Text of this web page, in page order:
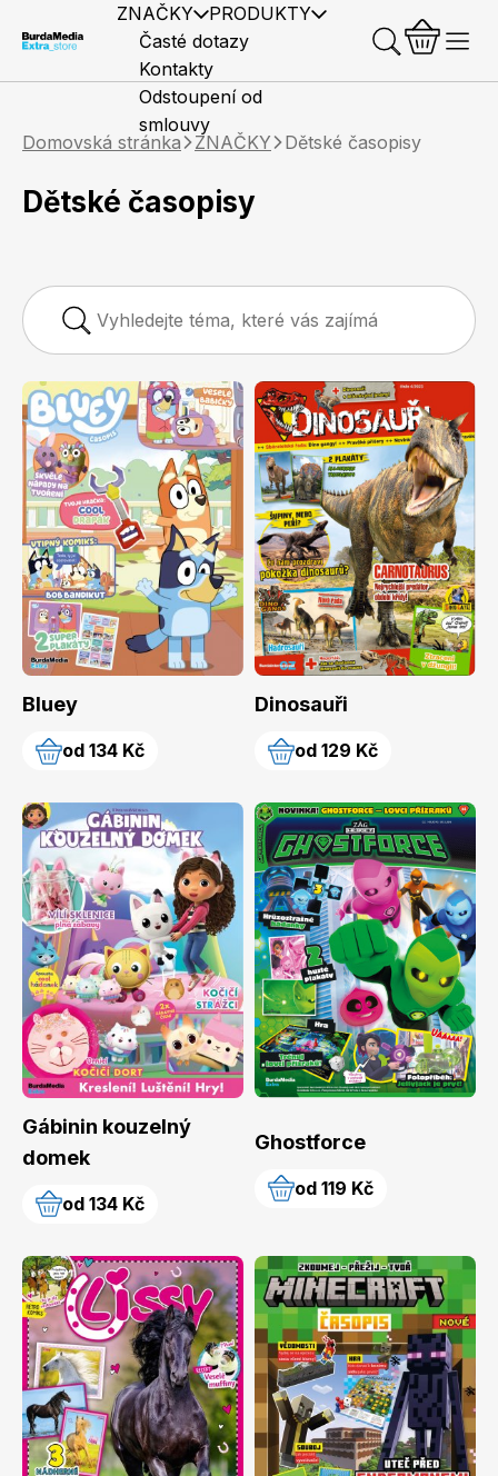
ZNAČKY PRODUKTY
Marianne
Apetit
Svět ženy
Elle Decoration
Marianne Bydlení
Marianne Venkov & styl
Naše krásná zahrada
Chip
Sudoku a křížovky
LEGO® časopisy
Burda Best of Plus
Knihy Merch
Časté dotazy
Kontakty
Odstoupení od
smlouvy
Domovská stránka
ZNAČKY Dětské časopisy
Dětské časopisy
Bluey
od 134 Kč
Dinosauři
od 129 Kč
Gábinin kouzelný
domek
od 134 Kč
Ghostforce
od 119 Kč